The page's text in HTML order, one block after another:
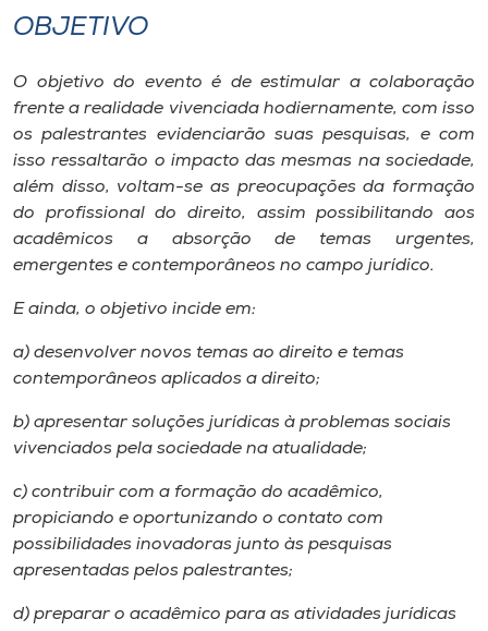
Museu
Unoesc
Store
Selecione
A+
A-
OBJETIVO
O objetivo do evento é de estimular a colaboração
frente a realidade vivenciada hodiernamente, com isso
os palestrantes evidenciarão suas pesquisas, e com
isso ressaltarão o impacto das mesmas na sociedade,
além disso, voltam-se as preocupações da formação
do profissional do direito, assim possibilitando aos
acadêmicos a absorção de temas urgentes,
emergentes e contemporâneos no campo jurídico.
E ainda, o objetivo incide em:
a) desenvolver novos temas ao direito e temas
contemporâneos aplicados a direito;
b) apresentar soluções jurídicas à problemas sociais
vivenciados pela sociedade na atualidade;
c) contribuir com a formação do acadêmico,
propiciando e oportunizando o contato com
possibilidades inovadoras junto às pesquisas
apresentadas pelos palestrantes;
d) preparar o acadêmico para as atividades jurídicas